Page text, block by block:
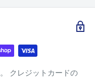
クレジットカードの